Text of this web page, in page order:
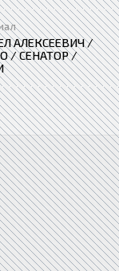
АЛЕКСЕЕВИЧ /
/ СЕНАТОР /